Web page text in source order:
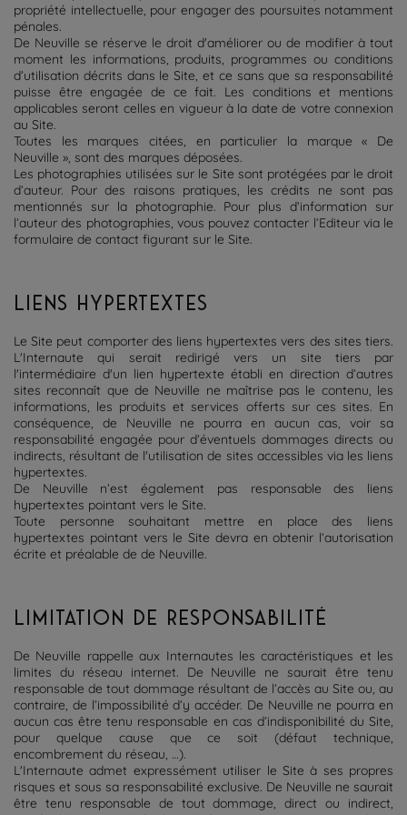
propriété intellectuelle, pour engager des poursuites notamment
pénales.
De Neuville se réserve le droit d'améliorer ou de modifier à tout
moment les informations, produits, programmes ou conditions
d’utilisation décrits dans le Site, et ce sans que sa responsabilité
puisse être engagée de ce fait. Les conditions et mentions
applicables seront celles en vigueur à la date de votre connexion
au Site.
Toutes les marques citées, en particulier la marque « De
Neuville », sont des marques déposées.
Les photographies utilisées sur le Site sont protégées par le droit
d’auteur. Pour des raisons pratiques, les crédits ne sont pas
mentionnés sur la photographie. Pour plus d’information sur
l’auteur des photographies, vous pouvez contacter l’Editeur via le
formulaire de contact figurant sur le Site.
LIENS HYPERTEXTES
Le Site peut comporter des liens hypertextes vers des sites tiers.
L'Internaute qui serait redirigé vers un site tiers par
l'intermédiaire d'un lien hypertexte établi en direction d’autres
sites reconnaît que de Neuville ne maîtrise pas le contenu, les
informations, les produits et services offerts sur ces sites. En
conséquence, de Neuville ne pourra en aucun cas, voir sa
responsabilité engagée pour d’éventuels dommages directs ou
indirects, résultant de l'utilisation de sites accessibles via les liens
hypertextes.
De Neuville n’est également pas responsable des liens
hypertextes pointant vers le Site.
Toute personne souhaitant mettre en place des liens
hypertextes pointant vers le Site devra en obtenir l’autorisation
écrite et préalable de de Neuville.
LIMITATION DE RESPONSABILITÉ
De Neuville rappelle aux Internautes les caractéristiques et les
limites du réseau internet. De Neuville ne saurait être tenu
responsable de tout dommage résultant de l’accès au Site ou, au
contraire, de l’impossibilité d’y accéder. De Neuville ne pourra en
aucun cas être tenu responsable en cas d’indisponibilité du Site,
pour quelque cause que ce soit (défaut technique,
encombrement du réseau, …).
L'Internaute admet expressément utiliser le Site à ses propres
risques et sous sa responsabilité exclusive. De Neuville ne saurait
être tenu responsable de tout dommage, direct ou indirect,